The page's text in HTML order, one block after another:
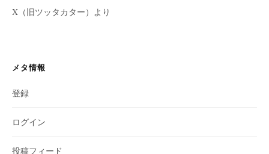
X（旧ツッタカター）より
メタ情報
登録
ログイン
投稿フィード